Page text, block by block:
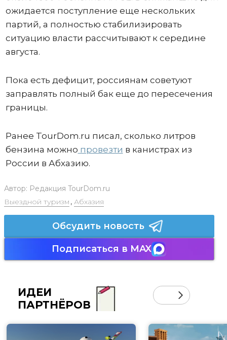
ожидается поступление еще нескольких
партий, а полностью стабилизировать
ситуацию власти рассчитывают к середине
августа.
Пока есть дефицит, россиянам советуют
заправлять полный бак еще до пересечения
границы.
Ранее TourDom.ru писал, сколько литров
бензина можно провезти в канистрах из
России в Абхазию.
Автор: Редакция TourDom.ru
Выездной туризм , Абхазия
Обсудить новость
Подписаться в MAX
ИДЕИ
ПАРТНЁРОВ